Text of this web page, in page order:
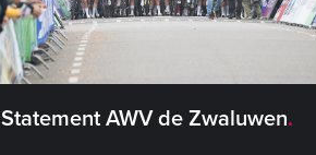
Statement AWV de Zwaluwen